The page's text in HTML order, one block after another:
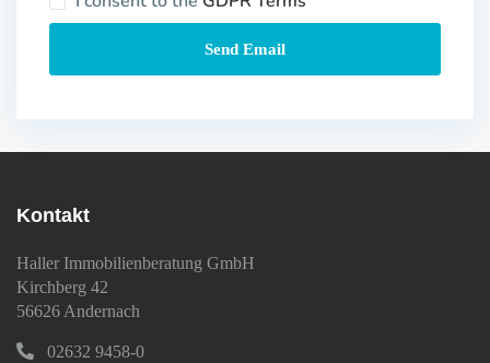
Kontakt
Haller Immobilienberatung GmbH
Kirchberg 42
56626 Andernach
02632 9458-0